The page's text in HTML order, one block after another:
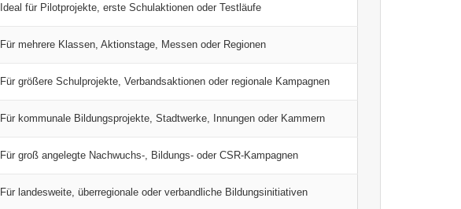
Ideal für Pilotprojekte, erste Schulaktionen oder Testläufe
Für mehrere Klassen, Aktionstage, Messen oder Regionen
Für größere Schulprojekte, Verbandsaktionen oder regionale Kampagnen
Für kommunale Bildungsprojekte, Stadtwerke, Innungen oder Kammern
Für groß angelegte Nachwuchs-, Bildungs- oder CSR-Kampagnen
Für landesweite, überregionale oder verbandliche Bildungsinitiativen